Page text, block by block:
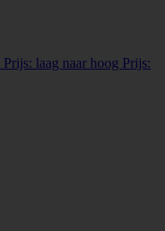
Prijs: laag naar hoog Prijs: